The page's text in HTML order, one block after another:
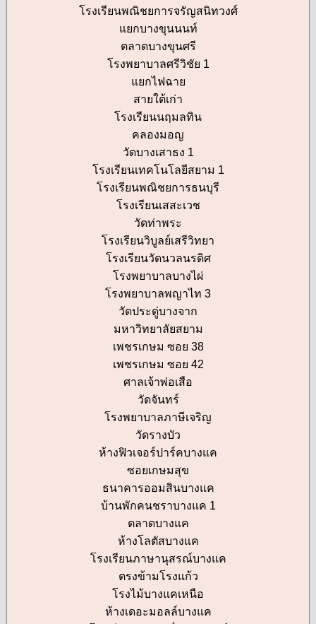
โรงเรียนพณิชยการจรัญสนิทวงศ์
แยกบางขุนนนท์
ตลาดบางขุนศรี
โรงพยาบาลศรีวิชัย 1
แยกไฟฉาย
สายใต้เก่า
โรงเรียนนฤมลทิน
คลองมอญ
วัดบางเสาธง 1
โรงเรียนเทคโนโลยีสยาม 1
โรงเรียนพณิชยการธนบุรี
โรงเรียนเสสะเวช
วัดท่าพระ
โรงเรียนวิบูลย์เสรีวิทยา
โรงเรียนวัดนวลนรดิศ
โรงพยาบาลบางไผ่
โรงพยาบาลพญาไท 3
วัดประดู่บางจาก
มหาวิทยาลัยสยาม
เพชรเกษม ซอย 38
เพชรเกษม ซอย 42
ศาลเจ้าพ่อเสือ
วัดจันทร์
โรงพยาบาลภาษีเจริญ
วัดรางบัว
ห้างฟิวเจอร์ปาร์คบางแค
ซอยเกษมสุข
ธนาคารออมสินบางแค
บ้านพักคนชราบางแค 1
ตลาดบางแค
ห้างโลตัสบางแค
โรงเรียนภาษานุสรณ์บางแค
ตรงข้ามโรงแก้ว
โรงไม้บางแคเหนือ
ห้างเดอะมอลล์บางแค